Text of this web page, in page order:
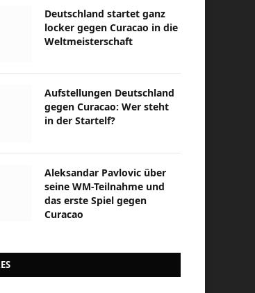
Deutschland startet ganz
locker gegen Curacao in die
Weltmeisterschaft
Aufstellungen Deutschland
gegen Curacao: Wer steht
in der Startelf?
Aleksandar Pavlovic über
seine WM-Teilnahme und
das erste Spiel gegen
Curacao